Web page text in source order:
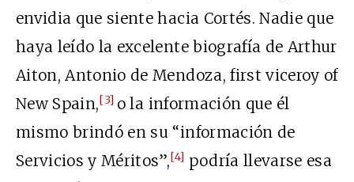
envidia que siente hacia Cortés. Nadie que
haya leído la excelente biografía de Arthur
Aiton, Antonio de Mendoza, first viceroy of
New Spain,[3] o la información que él
mismo brindó en su “información de
Servicios y Méritos”,[4] podría llevarse esa